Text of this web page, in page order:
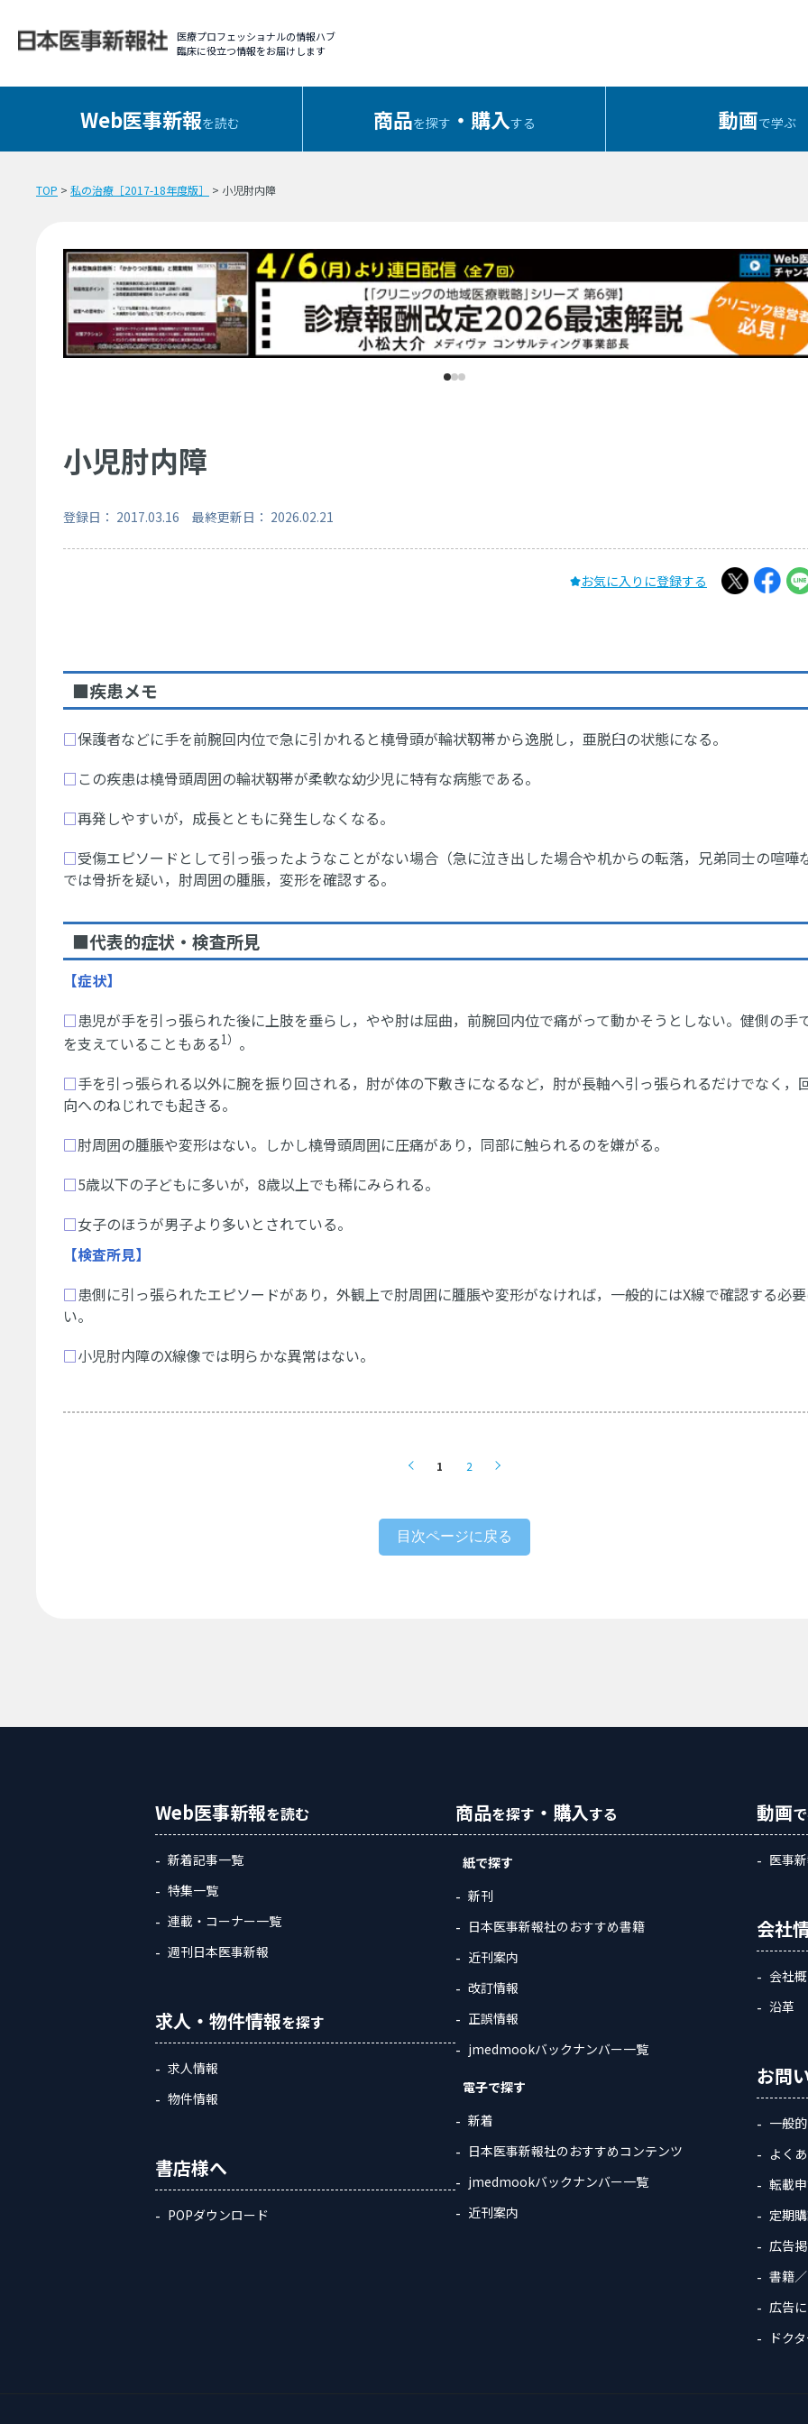
医療プロフェッショナルの情報ハブ
臨床に役立つ情報をお届けします
Web医事新報を読む 商品を探す ・購入する 動画で学ぶ
TOP > 私の治療［2017-18年度版］ > 小児肘内障
小児肘内障
登録日： 2017.03.16 最終更新日： 2026.02.21
お気に入りに登録する
■疾患メモ
□保護者などに手を前腕回内位で急に引かれると橈骨頭が輪状靱帯から逸脱し，亜脱臼の状態になる。
□ この疾患は橈骨頭周囲の輪状靱帯が柔軟な幼少児に特有な病態である。
□再発しやすいが，成長とともに発生しなくなる。
□受傷エピソードとして引っ張ったようなことがない場合（急に泣き出した場合や机からの転落，兄弟同士の喧嘩
では骨折を疑い，肘周囲の腫脹，変形を確認する。
■代表的症状・検査所見
【症状】
□患児が手を引っ張られた後に上肢を垂らし，やや肘は屈曲，前腕回内位で痛がって動かそうとしない。健側の手
を支えていることもある1） 。
□手を引っ張られる以外に腕を振り回される，肘が体の下敷きになるなど，肘が長軸へ引っ張られるだけでなく，
向へのねじれでも起きる。
□肘周囲の腫脹や変形はない。しかし橈骨頭周囲に圧痛があり，同部に触られるのを嫌がる。
□5歳以下の子どもに多いが，8歳以上でも稀にみられる。
□女子のほうが男子より多いとされている。
【検査所見】
□患側に引っ張られたエピソードがあり，外観上で肘周囲に腫脹や変形がなければ，一般的にはX線で確認する必
い。
□小児肘内障のX線像では明らかな異常はない。
1 2
目次ページに戻る
Web医事新報を読む
新着記事一覧
特集一覧
連載・コーナー一覧
週刊日本医事新報
求人・物件情報を探す
求人情報
物件情報
書店様へ
POPダウンロード
商品を探す ・購入する
紙で探す
新刊
日本医事新報社のおすすめ書籍
近刊案内
改訂情報
正誤情報
jmedmookバックナンバー一覧
電子で探す
新着
日本医事新報社のおすすめコンテンツ
jmedmookバックナンバー一覧
近刊案内
動画
医事
会社
会社
沿革
お問
一般
よく
転載
定期
広告
書籍
広告
ドク